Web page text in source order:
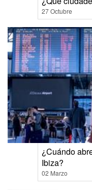
27 Octubre
¿Cuándo
Ibiza?
02 Marzo